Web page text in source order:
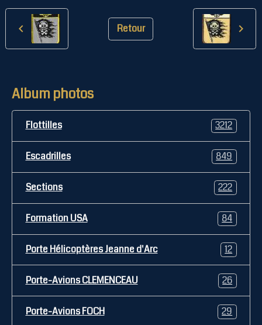
Retour
Album photos
Flottilles 3212
Escadrilles 849
Sections 222
Formation USA 84
Porte Hélicoptères Jeanne d'Arc 12
Porte-Avions CLEMENCEAU 26
Porte-Avions FOCH 29